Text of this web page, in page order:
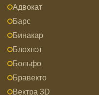
Адвокат
Барс
Бинакар
Блохнэт
Больфо
Бравекто
Вектра 3D